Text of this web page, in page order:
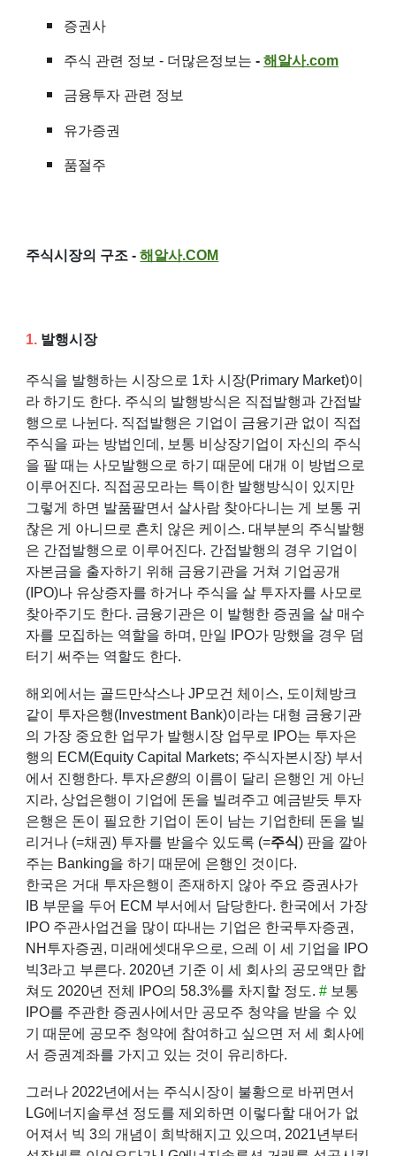
증권사
주식 관련 정보 - 더많은정보는 -해알사.com
금융투자 관련 정보
유가증권
품절주
주식시장의 구조 -해알사.COM
1. 발행시장
주식을 발행하는 시장으로 1차 시장(Primary Market)이
라 하기도 한다. 주식의 발행방식은 직접발행과 간접발
행으로 나뉜다. 직접발행은 기업이 금융기관 없이 직접
주식을 파는 방법인데, 보통 비상장기업이 자신의 주식
을 팔 때는 사모발행으로 하기 때문에 대개 이 방법으로
이루어진다. 직접공모라는 특이한 발행방식이 있지만
그렇게 하면 발품팔면서 살사람 찾아다니는 게 보통 귀
찮은 게 아니므로 흔치 않은 케이스. 대부분의 주식발행
은 간접발행으로 이루어진다. 간접발행의 경우 기업이
자본금을 출자하기 위해 금융기관을 거쳐 기업공개
(IPO)나 유상증자를 하거나 주식을 살 투자자를 사모로
찾아주기도 한다. 금융기관은 이 발행한 증권을 살 매수
자를 모집하는 역할을 하며, 만일 IPO가 망했을 경우 덤
터기 써주는 역할도 한다.
해외에서는 골드만삭스나JP모건 체이스, 도이체방크
같이 투자은행(Investment Bank)이라는 대형 금융기관
의 가장 중요한 업무가 발행시장 업무로 IPO는 투자은
행의 ECM(Equity Capital Markets; 주식자본시장) 부서
에서 진행한다. 투자은행의 이름이 달리 은행인 게 아닌
지라, 상업은행이 기업에 돈을 빌려주고 예금받듯 투자
은행은 돈이 필요한 기업이 돈이 남는 기업한테 돈을 빌
리거나 (=채권) 투자를 받을수 있도록 (=주식) 판을 깔아
주는 Banking을 하기 때문에 은행인 것이다.
한국은 거대 투자은행이 존재하지 않아 주요 증권사가
IB 부문을 두어 ECM 부서에서 담당한다. 한국에서 가장
IPO 주관사업건을 많이 따내는 기업은 한국투자증권,
NH투자증권, 미래에셋대우으로, 으레 이 세 기업을 IPO
빅3라고 부른다. 2020년 기준 이 세 회사의 공모액만 합
쳐도 2020년 전체 IPO의 58.3%를 차지할 정도.# 보통
IPO를 주관한 증권사에서만 공모주 청약을 받을 수 있
기 때문에 공모주 청약에 참여하고 싶으면 저 세 회사에
서 증권계좌를 가지고 있는 것이 유리하다.
그러나 2022년에서는 주식시장이 불황으로 바뀌면서
LG에너지솔루션 정도를 제외하면 이렇다할 대어가 없
어져서 빅 3의 개념이 희박해지고 있으며, 2021년부터